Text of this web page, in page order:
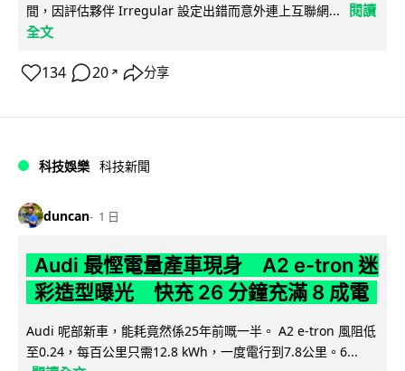
間，因評估夥伴 Irregular 設定出錯而意外連上互聯網...
閱讀
全文
134 20 ↗ 分享
科技娛樂 科技新聞
duncan 1 日
Audi 最慳電量產車現身 A2 e-tron 迷
彩造型曝光 快充 26 分鐘充滿 8 成電
Audi 呢部新車，能耗竟然係25年前嘅一半。 A2 e-tron 風阻低
至0.24，每百公里只需12.8 kWh，一度電行到7.8公里。6...